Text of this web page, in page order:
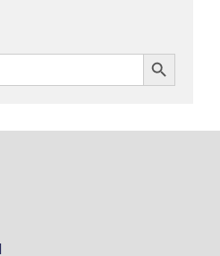
Search Button